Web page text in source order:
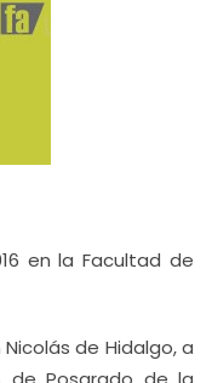
en la Facultad de
de Hidalgo, a